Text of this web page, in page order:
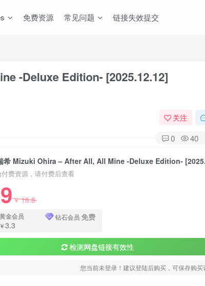
免费资源 常见问题 链接失效提交
-Deluxe Edition- [2025.12.12]
关注
0 40
费资源，请付费后查看
￥18.8
黄金会员
￥3.3
钻石会员 免费
检测网盘链接有效性
您当前未登录！建议登陆后购买，可保存购买